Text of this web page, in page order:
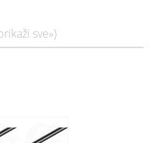
sve»)